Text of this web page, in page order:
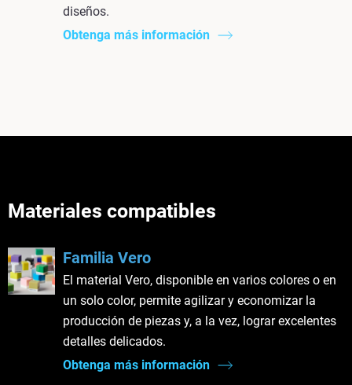
diseños.
Obtenga más información
Materiales compatibles
Familia Vero
El material Vero, disponible en varios colores o en
un solo color, permite agilizar y economizar la
producción de piezas y, a la vez, lograr excelentes
detalles delicados.
Obtenga más información